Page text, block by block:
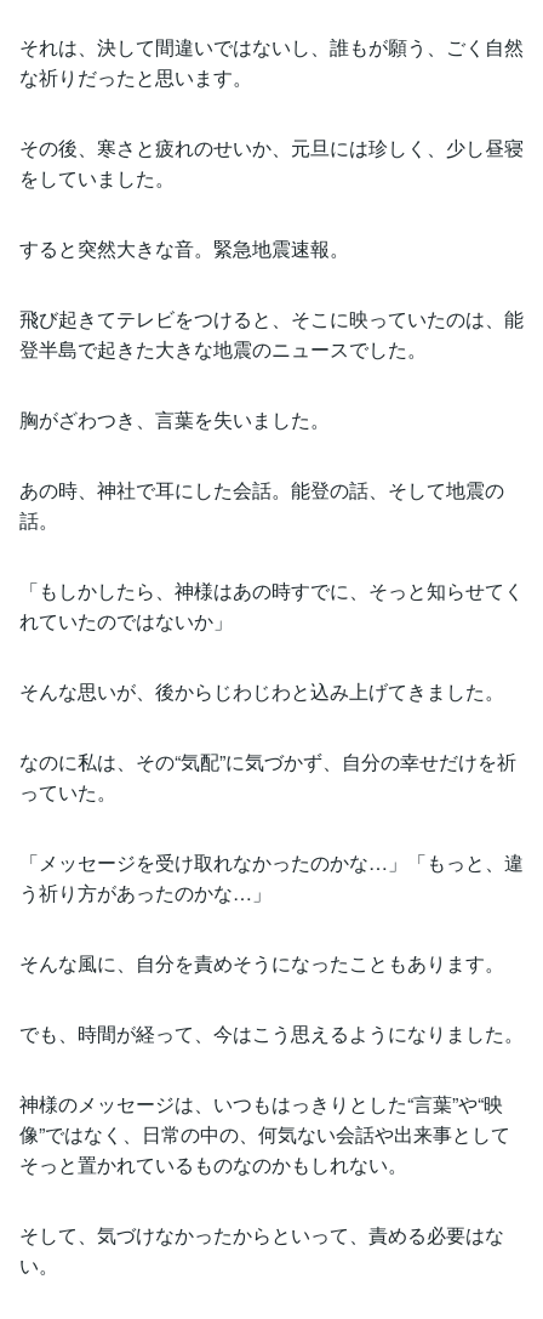
それは、決して間違いではないし、誰もが願う、ごく自然
な祈りだったと思います。
その後、寒さと疲れのせいか、元旦には珍しく、少し昼寝
をしていました。
すると突然大きな音。緊急地震速報。
飛び起きてテレビをつけると、そこに映っていたのは、能
登半島で起きた大きな地震のニュースでした。
胸がざわつき、言葉を失いました。
あの時、神社で耳にした会話。能登の話、そして地震の
話。
「もしかしたら、神様はあの時すでに、そっと知らせてく
れていたのではないか」
そんな思いが、後からじわじわと込み上げてきました。
なのに私は、その“気配”に気づかず、自分の幸せだけを祈
っていた。
「メッセージを受け取れなかったのかな…」「もっと、違
う祈り方があったのかな…」
そんな風に、自分を責めそうになったこともあります。
でも、時間が経って、今はこう思えるようになりました。
神様のメッセージは、いつもはっきりとした“言葉”や“映
像”ではなく、日常の中の、何気ない会話や出来事として
そっと置かれているものなのかもしれない。
そして、気づけなかったからといって、責める必要はな
い。